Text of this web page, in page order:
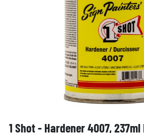
1 Shot - Hardener 4007,